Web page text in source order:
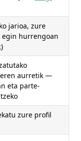
jarioa, zure
egin hurrengoan
)
aurretik —
eta parte-
zure profil